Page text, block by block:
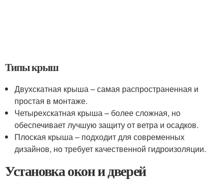
Типы крыш
Двухскатная крыша – самая распространенная и
простая в монтаже.
Четырехскатная крыша – более сложная, но
обеспечивает лучшую защиту от ветра и осадков.
Плоская крыша – подходит для современных
дизайнов, но требует качественной гидроизоляции.
Установка окон и дверей